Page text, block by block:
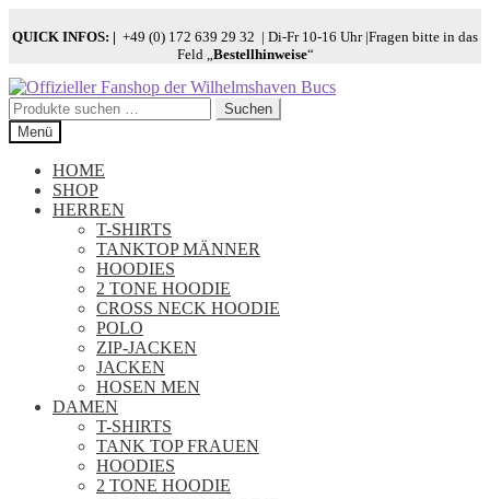
QUICK INFOS: | +49 (0) 172 639 29 32 | Di-Fr 10-16 Uhr |Fragen bitte in das
Feld „Bestellhinweise“
Zur
Navigation
springen
Zum
Inhalt
springen
Suchen
nach:
Suchen
Menü
HOME
SHOP
HERREN
T-SHIRTS
TANKTOP MÄNNER
HOODIES
2 TONE HOODIE
CROSS NECK HOODIE
POLO
ZIP-JACKEN
JACKEN
HOSEN MEN
DAMEN
T-SHIRTS
TANK TOP FRAUEN
HOODIES
2 TONE HOODIE